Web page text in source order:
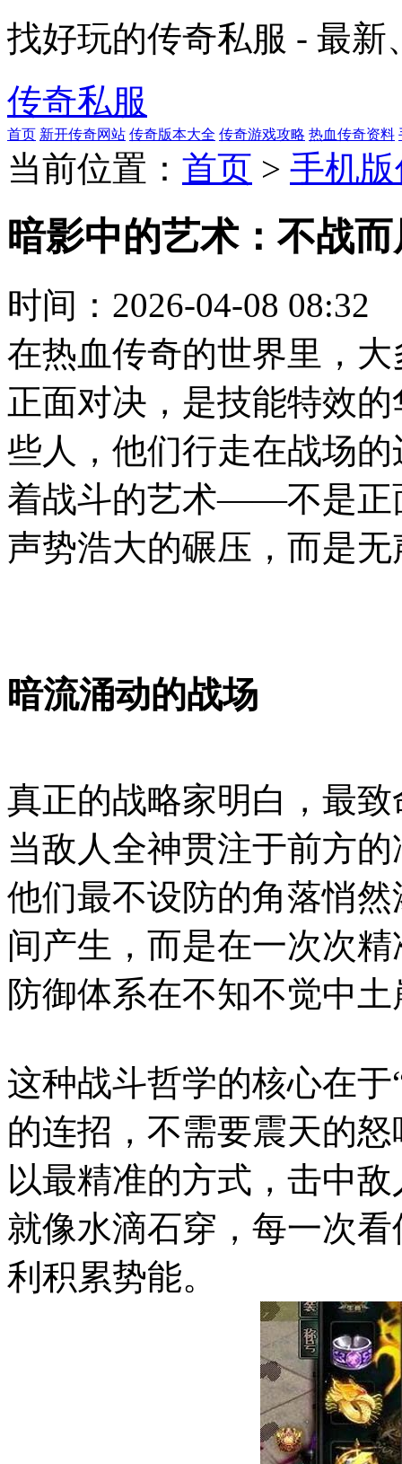
找好玩的传奇私服 - 最
传奇私服
首页 新开传奇网站 传奇版本大全 传奇游戏攻略 热血传奇资料
当前位置： 首页 > 手机
暗影中的艺术：不战
时间： 2026-04-08 08:32
在热血传奇的世界里，
正面对决，是技能特效
些人，他们行走在战场
着战斗的艺术——不是正
声势浩大的碾压，而是
暗流涌动的战场
真正的战略家明白，最
当敌人全神贯注于前方
他们最不设防的角落悄
间产生，而是在一次次
防御体系在不知不觉中
这种战斗哲学的核心在于
的连招，不需要震天的
以最精准的方式，击中
就像水滴石穿，每一次
利积累势能。